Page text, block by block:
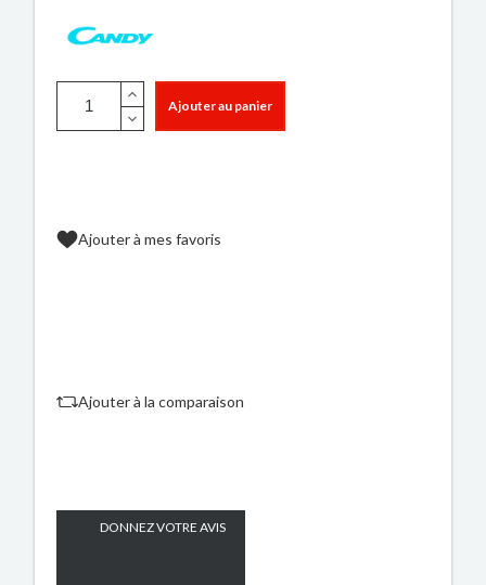
Ajouter au panier
Ajouter à mes favoris
Ajouter à la comparaison
DONNEZ VOTRE AVIS